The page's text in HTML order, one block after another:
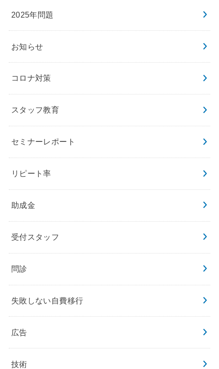
2025年問題
お知らせ
コロナ対策
スタッフ教育
セミナーレポート
リピート率
助成金
受付スタッフ
問診
失敗しない自費移行
広告
技術